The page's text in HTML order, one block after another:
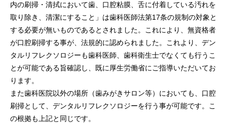
内の刷掃・清拭において歯、口腔粘膜、舌に付着している汚れを
取り除き、清潔にすること」は歯科医師法第17条の規制の対象と
する必要が無いものであるとされました。これにより、無資格者
が口腔刷掃する事が、法規的に認められました。これより、デン
タルリフレクソロジーも歯科医師、歯科衛生士でなくても行うこ
とが可能である旨確認し、既に厚生労働省にご指導いただいてお
ります。
また歯科医院以外の場所（歯みがきサロン等）においても、口腔
刷掃として、デンタルリフレクソロジーを行う事が可能です。こ
の根拠も上記と同じです。